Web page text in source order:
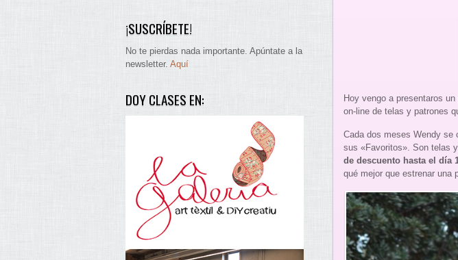
Hoy vengo a presentaros
on-line de telas y patrones
Cada dos meses Wendy se
sus «Favoritos». Son telas
de descuento hasta el día
qué mejor que estrenar una
¡SUSCRÍBETE!
No te pierdas nada importante. Apúntate a la
newsletter. Aquí
DOY CLASES EN: